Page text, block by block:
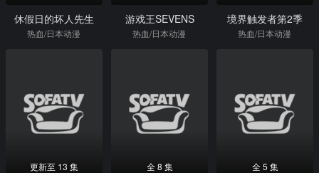
休假日的坏人先生
热血/日本动漫
游戏王SEVENS
热血/日本动漫
境界触发者第2季
热血/日本动漫
更新至 13 集 全 8 集 全 5 集